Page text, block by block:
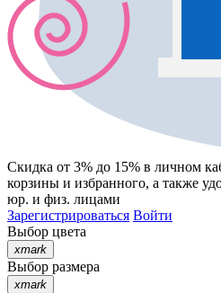
Скидка от 3% до 15% в личном
корзины и избранного, а также
юр. и физ. лицами
Зарегистрироваться Войти
Выбор цвета
xmark
Выбор размера
xmark